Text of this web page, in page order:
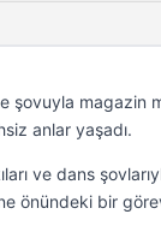
şovuyla magazin
anlar yaşadı.
ve dans
önündeki bir